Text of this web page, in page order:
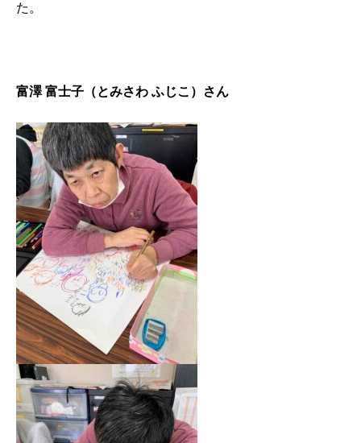
た。
富澤 富士子（とみさわ ふじこ）さん